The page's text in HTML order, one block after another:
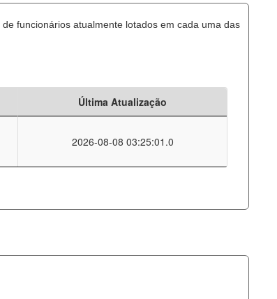
funcionários atualmente lotados em cada uma das
Última Atualização
2026-08-08 03:25:01.0